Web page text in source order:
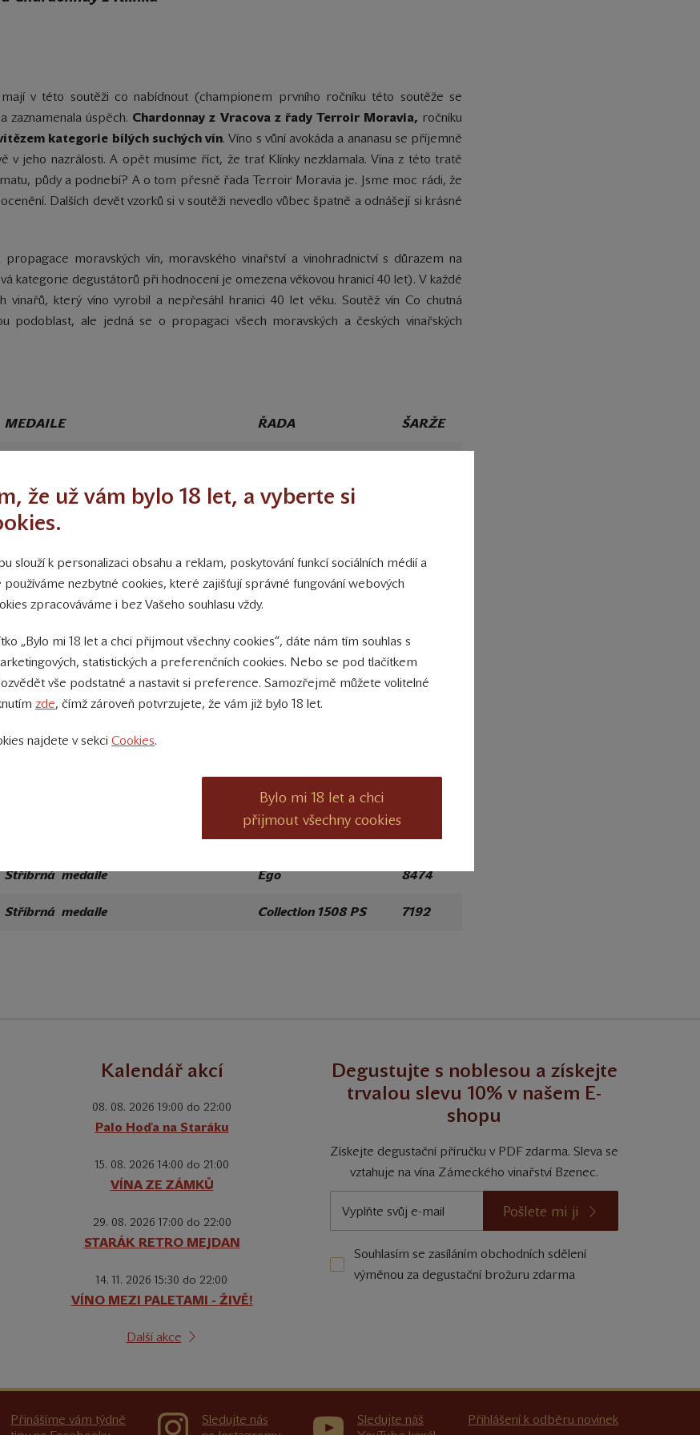
v této soutěži co nabídnout (championem prvního ročníku této soutěže se
zaznamenala úspěch. Chardonnay z Vracova z řady Terroir Moravia, ročníku
kategorie bílých suchých vín. Víno s vůní avokáda a ananasu se příjemně
v jeho nazrálosti. A opět musíme říct, že trať Klínky nezklamala. Vína z této tratě
půdy a podnebí? A o tom přesně řada Terroir Moravia je. Jsme moc rádi, že
Dalších devět vzorků si v soutěži nevedlo vůbec špatně a odnášejí si krásné
moravských vín, moravského vinařství a vinohradnictví s důrazem na
kategorie degustátorů při hodnocení je omezena věkovou hranicí 40 let). V každé
který víno vyrobil a nepřesáhl hranici 40 let věku. Soutěž vín Co chutná
podoblast, ale jedná se o propagaci všech moravských a českých vinařských
MEDAILE ŘADA ŠARŽE
Zlatá medaile
Zlatá medaile Terroir Moravia
Zlatá medaile Ego 7397
Zlatá medaile Collection 1508 PS
Zlatá medaile
Collection 1508 PS 8433
Terroir Moravia
Stříbrná medaile Ego 8474
Stříbrná medaile Collection 1508 PS 7192
Kalendář akcí
08. 08. 2026 19:00 do 22:00
Palo Hoďa na Staráku
15. 08. 2026 14:00 do 21:00
VÍNA ZE ZÁMKŮ
29. 08. 2026 17:00 do 22:00
STARÁK RETRO MEJDAN
14. 11. 2026 15:30 do 22:00
VÍNO MEZI PALETAMI - ŽIVĚ!
Další akce
Degustujte s noblesou a získejte
trvalou slevu 10% v našem E-
shopu
Získejte degustační příručku v PDF zdarma. Sleva se
vztahuje na vína Zámeckého vinařství Bzenec.
Pošlete mi ji
Souhlasím se zasíláním obchodních sdělení
výměnou za degustační brožuru zdarma
Přinášíme vám týdně
Sledujte nás
Sledujte náš
Přihlášení k odběru novinek
že už vám bylo 18 let, a vyberte si
slouží k personalizaci obsahu a reklam, poskytování funkcí sociálních médií a
používáme nezbytné cookies, které zajišťují správné fungování webových
zpracováváme i bez Vašeho souhlasu vždy.
„Bylo mi 18 let a chci přijmout všechny cookies“, dáte nám tím souhlas s
statistických a preferenčních cookies. Nebo se pod tlačítkem
vše podstatné a nastavit si preference. Samozřejmě můžete volitelné
zde, čímž zároveň potvrzujete, že vám již bylo 18 let.
najdete v sekci Cookies.
Bylo mi 18 let a chci
přijmout všechny cookies